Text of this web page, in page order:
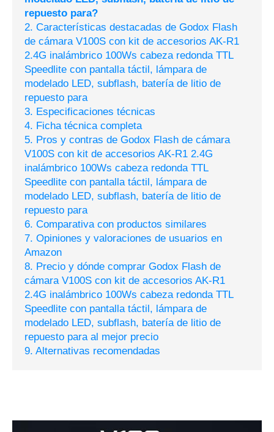
repuesto para?
2. Características destacadas de Godox Flash
de cámara V100S con kit de accesorios AK-R1
2.4G inalámbrico 100Ws cabeza redonda TTL
Speedlite con pantalla táctil, lámpara de
modelado LED, subflash, batería de litio de
repuesto para
3. Especificaciones técnicas
4. Ficha técnica completa
5. Pros y contras de Godox Flash de cámara
V100S con kit de accesorios AK-R1 2.4G
inalámbrico 100Ws cabeza redonda TTL
Speedlite con pantalla táctil, lámpara de
modelado LED, subflash, batería de litio de
repuesto para
6. Comparativa con productos similares
7. Opiniones y valoraciones de usuarios en
Amazon
8. Precio y dónde comprar Godox Flash de
cámara V100S con kit de accesorios AK-R1
2.4G inalámbrico 100Ws cabeza redonda TTL
Speedlite con pantalla táctil, lámpara de
modelado LED, subflash, batería de litio de
repuesto para al mejor precio
9. Alternativas recomendadas